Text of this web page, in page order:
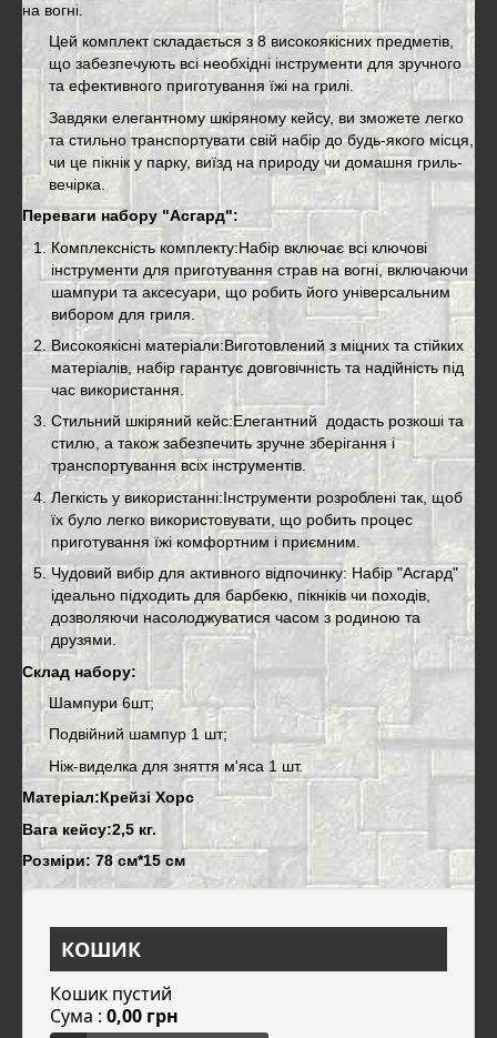
на вогні.
Цей комплект складається з 8 високоякісних предметів,
що забезпечують всі необхідні інструменти для зручного
та ефективного приготування їжі на грилі.
Завдяки елегантному шкіряному кейсу, ви зможете легко
та стильно транспортувати свій набір до будь-якого місця,
чи це пікнік у парку, виїзд на природу чи домашня гриль-
вечірка.
Переваги набору "Асгард":
Комплексність комплекту:Набір включає всі ключові
інструменти для приготування страв на вогні, включаючи
шампури та аксесуари, що робить його універсальним
вибором для гриля.
Високоякісні матеріали:Виготовлений з міцних та стійких
матеріалів, набір гарантує довговічність та надійність під
час використання.
Стильний шкіряний кейс:Елегантний додасть розкоші та
стилю, а також забезпечить зручне зберігання і
транспортування всіх інструментів.
Легкість у використанні:Інструменти розроблені так, щоб
їх було легко використовувати, що робить процес
приготування їжі комфортним і приємним.
Чудовий вибір для активного відпочинку: Набір "Асгард"
ідеально підходить для барбекю, пікніків чи походів,
дозволяючи насолоджуватися часом з родиною та
друзями.
Склад набору:
Шампури 6шт;
Подвійний шампур 1 шт;
Ніж-виделка для зняття м'яса 1 шт.
Матеріал:Крейзі Хорс
Вага кейсу:2,5 кг.
Розміри: 78 см*15 см
КОШИК
Кошик пустий
Сума : 0,00 грн